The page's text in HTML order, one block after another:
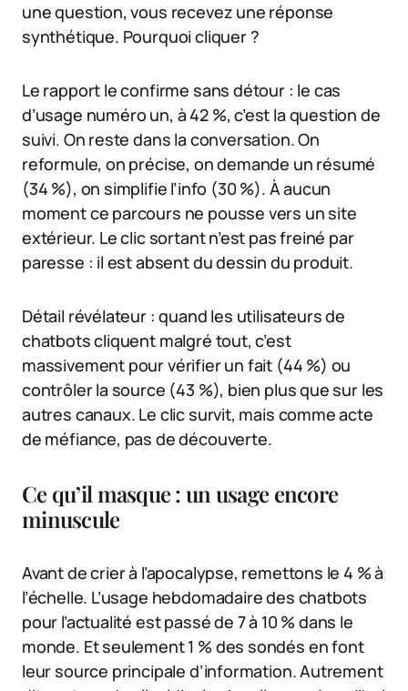
une question, vous recevez une réponse
synthétique. Pourquoi cliquer ?
Le rapport le confirme sans détour : le cas
d’usage numéro un, à 42 %, c’est la question de
suivi. On reste dans la conversation. On
reformule, on précise, on demande un résumé
(34 %), on simplifie l’info (30 %). À aucun
moment ce parcours ne pousse vers un site
extérieur. Le clic sortant n’est pas freiné par
paresse : il est absent du dessin du produit.
Détail révélateur : quand les utilisateurs de
chatbots cliquent malgré tout, c’est
massivement pour vérifier un fait (44 %) ou
contrôler la source (43 %), bien plus que sur les
autres canaux. Le clic survit, mais comme acte
de méfiance, pas de découverte.
Ce qu’il masque : un usage encore
minuscule
Avant de crier à l’apocalypse, remettons le 4 % à
l’échelle. L’usage hebdomadaire des chatbots
pour l’actualité est passé de 7 à 10 % dans le
monde. Et seulement 1 % des sondés en font
leur source principale d’information. Autrement